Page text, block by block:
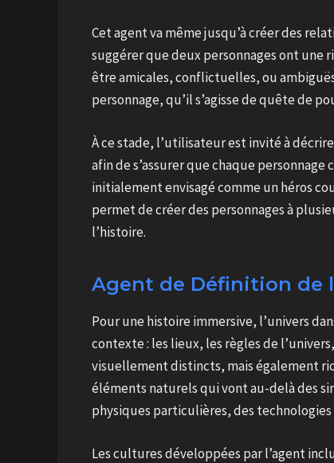
Cet agent va même jusqu’à créer des
suggérer que deux personnages ont une
être amicales, conflictuelles, ou
personnage, qu’il s’agisse de quête de
À ce stade, l’utilisateur est invité à
afin de s’assurer que chaque
initialement envisagé comme un héros
permet de créer des personnages à
l’histoire.
Agent de Définition de
Pour une histoire immersive, l’univers
contexte : les lieux, les règles de
visuellement distincts, mais également
éléments naturels qui vont au-delà des
physiques particulières, des
Les cultures développées par l’agent